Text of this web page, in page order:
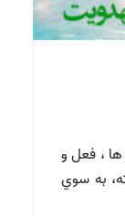
، فعل و
به سوي